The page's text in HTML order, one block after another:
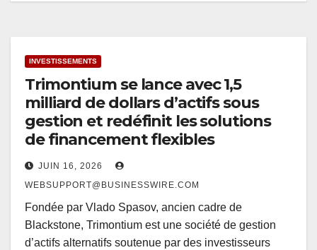
INVESTISSEMENTS
Trimontium se lance avec 1,5
milliard de dollars d’actifs sous
gestion et redéfinit les solutions
de financement flexibles
JUIN 16, 2026
WEBSUPPORT@BUSINESSWIRE.COM
Fondée par Vlado Spasov, ancien cadre de
Blackstone, Trimontium est une société de gestion
d’actifs alternatifs soutenue par des investisseurs